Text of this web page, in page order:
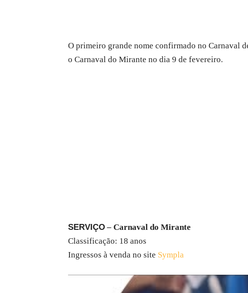
O primeiro grande nome confirmado no Carnaval
o Carnaval do Mirante no dia 9 de fevereiro.
SERVIÇO– Carnaval do Mirante
Classificação: 18 anos
Ingressos à venda no site Sympla